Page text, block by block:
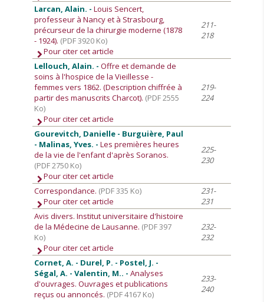
Larcan, Alain. -Louis Sencert,
professeur à Nancy et à Strasbourg,
précurseur de la chirurgie moderne (1878
- 1924). (PDF 3920 Ko)
Pour citer cet article
211-
218
Lellouch, Alain. -Offre et demande de
soins à l'hospice de la Vieillesse -
femmes vers 1862. (Description chiffrée à
partir des manuscrits Charcot). (PDF 2555
Ko)
Pour citer cet article
219-
224
Gourevitch, Danielle - Burguière, Paul
- Malinas, Yves. -Les premières heures
de la vie de l'enfant d'après Soranos.
(PDF 2750 Ko)
Pour citer cet article
225-
230
Correspondance. (PDF 335 Ko)
Pour citer cet article
231-
231
Avis divers. Institut universitaire d'histoire
de la Médecine de Lausanne. (PDF 397
Ko)
Pour citer cet article
232-
232
Cornet, A. - Durel, P. - Postel, J. -
Ségal, A. - Valentin, M.. -Analyses
d'ouvrages. Ouvrages et publications
reçus ou annoncés. (PDF 4167 Ko)
233-
240